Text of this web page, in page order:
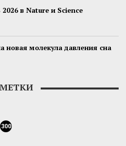
в Nature и Science
новая молекула давления сна
МЕТКИ
300